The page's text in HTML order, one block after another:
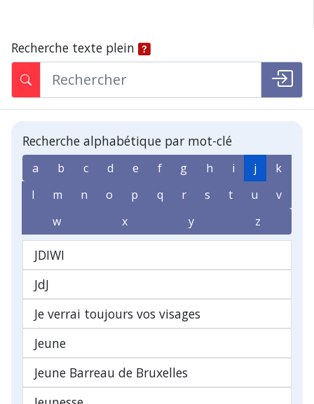
Recherche texte plein
Recherche alphabétique par mot-clé
a b c d e f g h i j
k
l
m n o p q r s t u
v
w
x y z
JDIWI
JdJ
Je verrai toujours vos visages
Jeune
Jeune Barreau de Bruxelles